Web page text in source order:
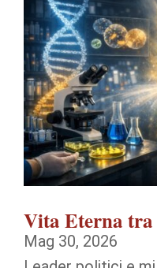
Vita Eterna tra
Mag 30, 2026